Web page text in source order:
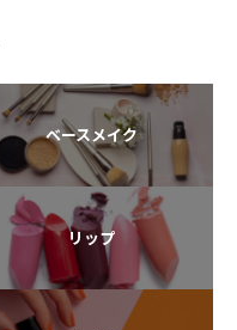
ベースメイク
リップ